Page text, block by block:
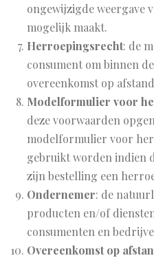
ongewijzigde weergave
mogelijk maakt.
Herroepingsrecht: de
consument om binnen
overeenkomst op
Modelformulier voor
deze voorwaarden
modelformulier voor
gebruikt worden indien
zijn bestelling een
Ondernemer: de
producten en/of
consumenten en
Overeenkomst op